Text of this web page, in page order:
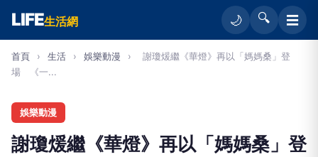
LIFE生活網 🌙 🔍 ☰
首頁 › 生活 › 娛樂動漫 ›
謝瓊煖繼《華燈》再以「媽媽桑」登
場 《一...
娛樂動漫
謝瓊煖繼《華燈》再以「媽媽桑」登